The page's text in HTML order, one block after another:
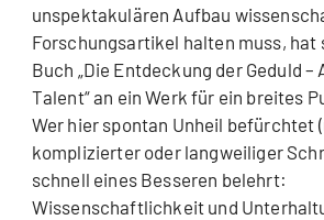
unspektakulären Aufbau
Forschungsartikel halten muss, hat
Buch „Die Entdeckung der Geduld
Talent“ an ein Werk für ein breites
Wer hier spontan Unheil befürchtet
komplizierter oder langweiliger
schnell eines Besseren belehrt:
Wissenschaftlichkeit und